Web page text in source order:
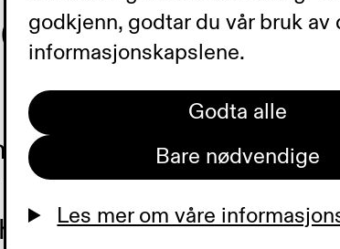
i mars i år,
Specsavers
folk vet om
godkjenn, godtar du vår bruk av
informasjonskapslene.
Godta alle
Bare nødvendige
Les mer om våre